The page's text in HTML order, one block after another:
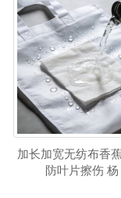
加长加宽无纺布香
防叶片擦伤 杨